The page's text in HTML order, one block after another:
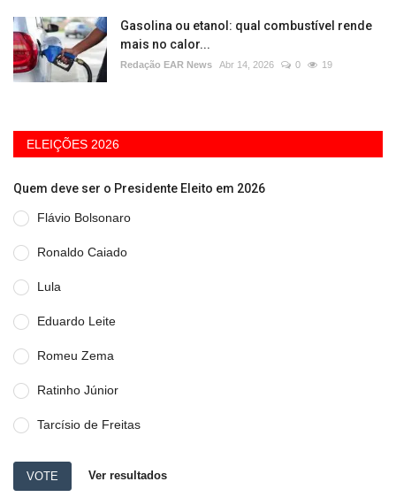
Gasolina ou etanol: qual combustível rende
mais no calor...
Redação EAR News Abr 14, 2026 0 19
ELEIÇÕES 2026
Quem deve ser o Presidente Eleito em 2026
Flávio Bolsonaro
Ronaldo Caiado
Lula
Eduardo Leite
Romeu Zema
Ratinho Júnior
Tarcísio de Freitas
VOTE Ver resultados